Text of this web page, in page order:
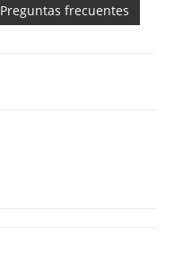
Preguntas frecuentes